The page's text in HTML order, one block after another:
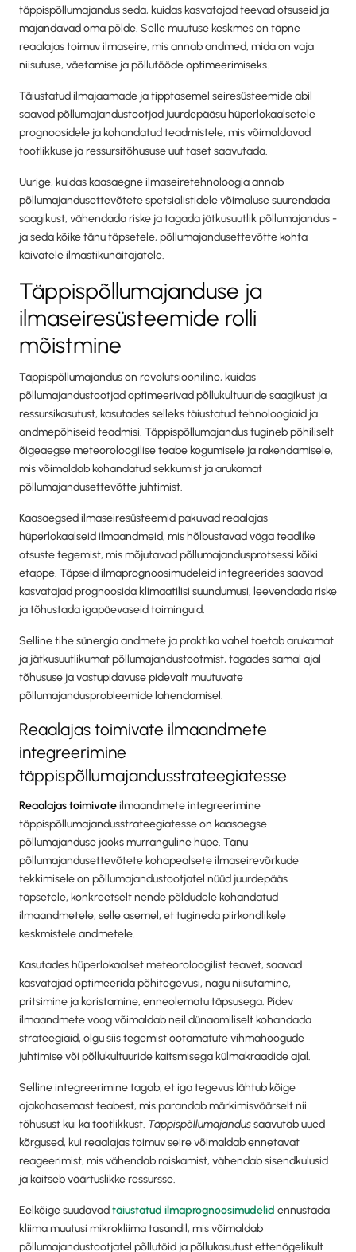
täppispõllumajandus seda, kuidas kasvatajad teevad otsuseid ja
majandavad oma põlde. Selle muutuse keskmes on täpne
reaalajas toimuv ilmaseire, mis annab andmed, mida on vaja
niisutuse, väetamise ja põllutööde optimeerimiseks.
Täiustatud ilmajaamade ja tipptasemel seiresüsteemide abil
saavad põllumajandustootjad juurdepääsu hüperlokaalsetele
prognoosidele ja kohandatud teadmistele, mis võimaldavad
tootlikkuse ja ressursitõhususe uut taset saavutada.
Uurige, kuidas kaasaegne ilmaseiretehnoloogia annab
põllumajandusettevõtete spetsialistidele võimaluse suurendada
saagikust, vähendada riske ja tagada jätkusuutlik põllumajandus -
ja seda kõike tänu täpsetele, põllumajandusettevõtte kohta
käivatele ilmastikunäitajatele.
Täppispõllumajanduse ja
ilmaseiresüsteemide rolli
mõistmine
Täppispõllumajandus on revolutsiooniline, kuidas
põllumajandustootjad optimeerivad põllukultuuride saagikust ja
ressursikasutust, kasutades selleks täiustatud tehnoloogiaid ja
andmepõhiseid teadmisi. Täppispõllumajandus tugineb põhiliselt
õigeaegse meteoroloogilise teabe kogumisele ja rakendamisele,
mis võimaldab kohandatud sekkumist ja arukamat
põllumajandusettevõtte juhtimist.
Kaasaegsed ilmaseiresüsteemid pakuvad reaalajas
hüperlokaalseid ilmaandmeid, mis hõlbustavad väga teadlike
otsuste tegemist, mis mõjutavad põllumajandusprotsessi kõiki
etappe. Täpseid ilmaprognoosimudeleid integreerides saavad
kasvatajad prognoosida klimaatilisi suundumusi, leevendada riske
ja tõhustada igapäevaseid toiminguid.
Selline tihe sünergia andmete ja praktika vahel toetab arukamat
ja jätkusuutlikumat põllumajandustootmist, tagades samal ajal
tõhususe ja vastupidavuse pidevalt muutuvate
põllumajandusprobleemide lahendamisel.
Reaalajas toimivate ilmaandmete
integreerimine
täppispõllumajandusstrateegiatesse
Reaalajas toimivateilmaandmete integreerimine
täppispõllumajandusstrateegiatesse on kaasaegse
põllumajanduse jaoks murranguline hüpe. Tänu
põllumajandusettevõtete kohapealsete ilmaseirevõrkude
tekkimisele on põllumajandustootjatel nüüd juurdepääs
täpsetele, konkreetselt nende põldudele kohandatud
ilmaandmetele, selle asemel, et tugineda piirkondlikele
keskmistele andmetele.
Kasutades hüperlokaalset meteoroloogilist teavet, saavad
kasvatajad optimeerida põhitegevusi, nagu niisutamine,
pritsimine ja koristamine, enneolematu täpsusega. Pidev
ilmaandmete voog võimaldab neil dünaamiliselt kohandada
strateegiaid, olgu siis tegemist ootamatute vihmahoogude
juhtimise või põllukultuuride kaitsmisega külmakraadide ajal.
Selline integreerimine tagab, et iga tegevus lähtub kõige
ajakohasemast teabest, mis parandab märkimisväärselt nii
tõhusust kui ka tootlikkust. Täppispõllumajandussaavutab uued
kõrgused, kui reaalajas toimuv seire võimaldab ennetavat
reageerimist, mis vähendab raiskamist, vähendab sisendkulusid
ja kaitseb väärtuslikke ressursse.
Eelkõige suudavadtäiustatud ilmaprognoosimudelid ennustada
kliima muutusi mikrokliima tasandil, mis võimaldab
põllumajandustootjatel põllutöid ja põllukasutust ettenägelikult